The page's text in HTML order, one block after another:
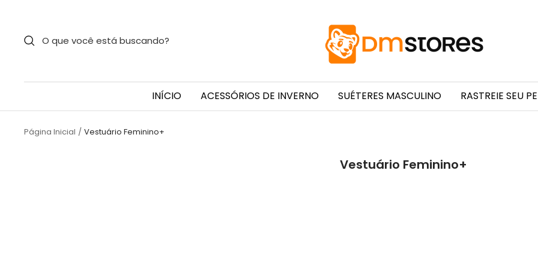
Stores
INÍCIO ACESSÓRIOS DE INVERNO SUÉTERES MASCULINO RASTREIE SEU
Página Inicial Vestuário Feminino+
Vestuário Feminino+